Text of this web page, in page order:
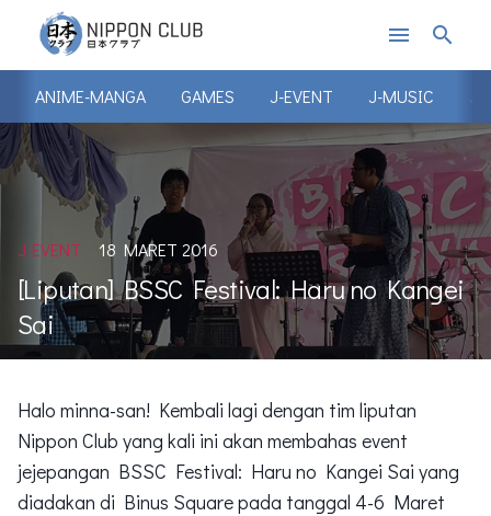
menu search
ANIME-MANGA GAMES J-EVENT J-MUSIC J-
J-EVENT 18 MARET 2016
[Liputan] BSSC Festival: Haru no Kangei
Sai
Halo minna-san! Kembali lagi dengan tim liputan
Nippon Club yang kali ini akan membahas event
jejepangan BSSC Festival: Haru no Kangei Sai yang
diadakan di Binus Square pada tanggal 4-6 Maret